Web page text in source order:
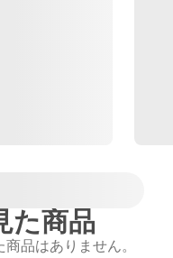
た商品
品はありません。